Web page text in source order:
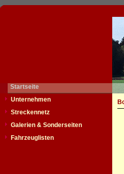
Startseite
Unternehmen
Streckennetz
Galerien & Sonderseiten
Fahrzeuglisten